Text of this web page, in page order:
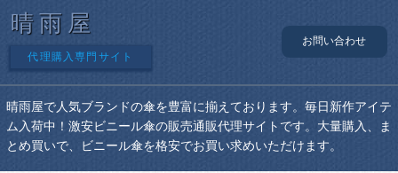
晴雨屋
代理購入専門サイト
お問い合わせ
晴雨屋で人気ブランドの傘を豊富に揃えております。毎日新作アイテ
ム入荷中！激安ビニール傘の販売通販代理サイトです。大量購入、ま
とめ買いで、ビニール傘を格安でお買い求めいただけます。